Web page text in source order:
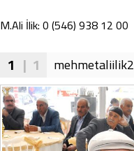
M.Ali İlik: 0 (546) 938 12 00
1 | 1 mehmetaliilik2